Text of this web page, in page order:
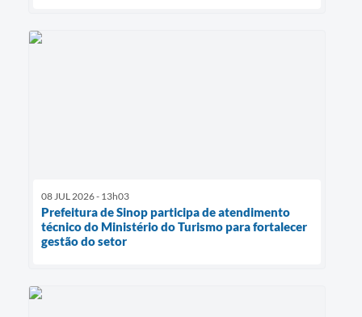
08 JUL 2026 - 13h03
Prefeitura de Sinop participa de atendimento
técnico do Ministério do Turismo para fortalecer
gestão do setor